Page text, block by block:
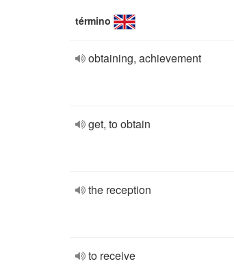
término
obtaining, achievement
get, to obtain
the reception
to receive